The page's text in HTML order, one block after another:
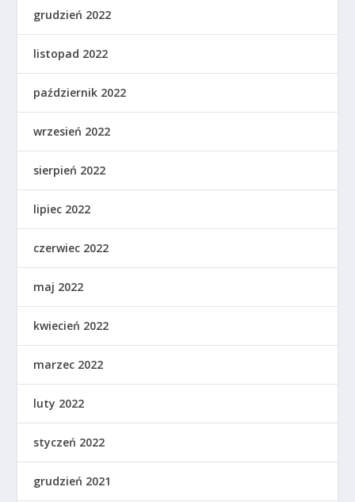
grudzień 2022
listopad 2022
październik 2022
wrzesień 2022
sierpień 2022
lipiec 2022
czerwiec 2022
maj 2022
kwiecień 2022
marzec 2022
luty 2022
styczeń 2022
grudzień 2021